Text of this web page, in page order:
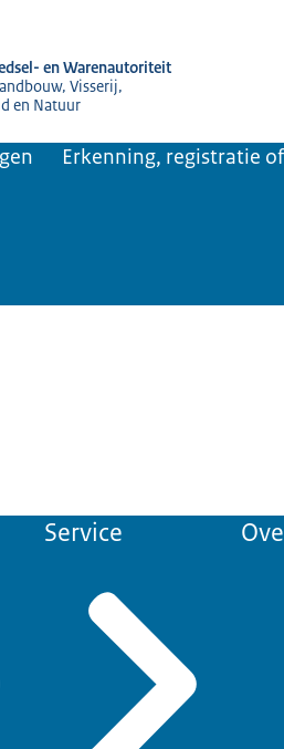
en Warenautoriteit
Visserij,
en Natuur
Erkenning, registratie
Service